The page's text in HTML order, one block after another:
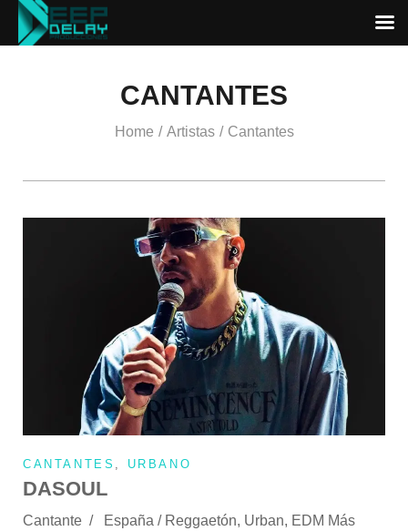
CANTANTES
Home / Artistas / Cantantes
CANTANTES , URBANO
DASOUL
Cantante / España / Reggaetón, Urban, EDM Más